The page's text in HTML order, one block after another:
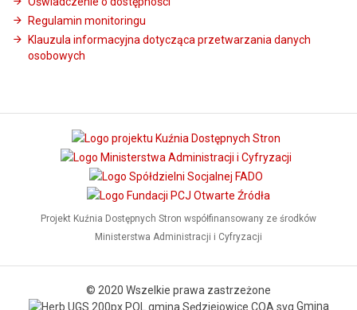
Regulamin monitoringu
Klauzula informacyjna dotycząca przetwarzania danych
osobowych
Projekt Kuźnia Dostępnych Stron współfinansowany ze środków
Ministerstwa Administracji i Cyfryzacji
© 2020 Wszelkie prawa zastrzeżone
Gmina